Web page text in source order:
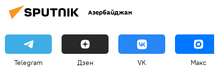
Азербайджан
Telegram Дзен VK Макс